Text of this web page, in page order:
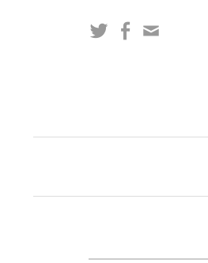
ス
TwitterFacebook